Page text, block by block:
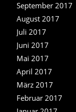
September 2017
August 2017
Juli 2017
Juni 2017
Mai 2017
April 2017
März 2017
Februar 2017